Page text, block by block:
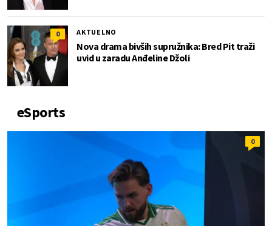
0 AKTUELNO
Nova drama bivših supružnika: Bred Pit traži
uvid u zaradu Anđeline Džoli
eSports
0